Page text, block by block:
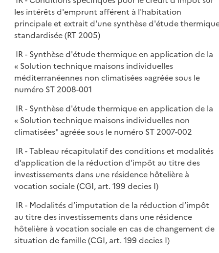
les intérêts d'emprunt afférent à l'habitation
principale et extrait d'une synthèse d'étude
standardisée (RT 2005)
IR - Synthèse d'étude thermique en application de la
« Solution technique maisons individuelles
méditerranéennes non climatisées »agréée sous le
numéro ST 2008-001
IR - Synthèse d'étude thermique en application de la
« Solution technique maisons individuelles non
climatisées" agréée sous le numéro ST 2007-002
IR - Tableau récapitulatif des conditions et modalités
d’application de la réduction d’impôt au titre des
investissements dans une résidence hôtelière à
vocation sociale (CGI, art. 199 decies I)
IR - Modalités d’imputation de la réduction d’impôt
au titre des investissements dans une résidence
hôtelière à vocation sociale en cas de changement de
situation de famille (CGI, art. 199 decies I)